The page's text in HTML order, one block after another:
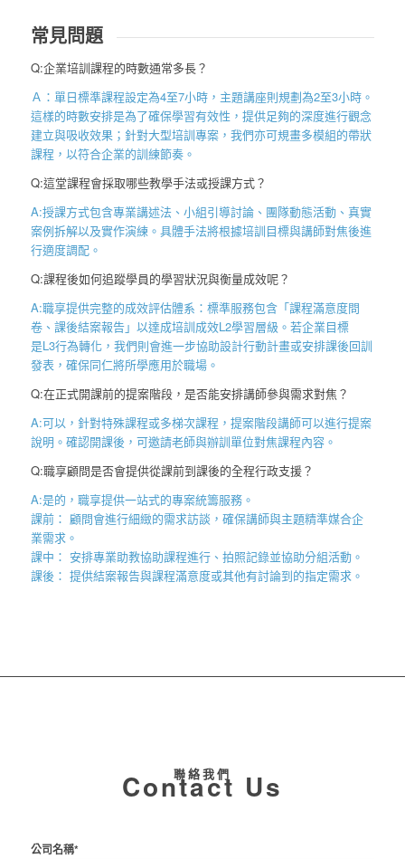
常見問題
Q:企業培訓課程的時數通常多長？
Ａ：單日標準課程設定為4至7小時，主題講座則規劃為2至3小時。
這樣的時數安排是為了確保學習有效性，提供足夠的深度進行觀念
建立與吸收效果；針對大型培訓專案，我們亦可規畫多模組的帶狀
課程，以符合企業的訓練節奏。
Q:這堂課程會採取哪些教學手法或授課方式？
A:授課方式包含專業講述法、小組引導討論、團隊動態活動、真實
案例拆解以及實作演練。具體手法將根據培訓目標與講師對焦後進
行適度調配。
Q:課程後如何追蹤學員的學習狀況與衡量成效呢？
A:職享提供完整的成效評估體系：標準服務包含「課程滿意度問
卷、課後結案報告」以達成培訓成效L2學習層級。若企業目標
是L3行為轉化，我們則會進一步協助設計行動計畫或安排課後回訓
發表，確保同仁將所學應用於職場。
Q:在正式開課前的提案階段，是否能安排講師參與需求對焦？
A:可以，針對特殊課程或多梯次課程，提案階段講師可以進行提案
說明。確認開課後，可邀請老師與辦訓單位對焦課程內容。
Q:職享顧問是否會提供從課前到課後的全程行政支援？
A:是的，職享提供一站式的專案統籌服務。
課前： 顧問會進行細緻的需求訪談，確保講師與主題精準媒合企
業需求。
課中： 安排專業助教協助課程進行、拍照記錄並協助分組活動。
課後： 提供結案報告與課程滿意度或其他有討論到的指定需求。
聯絡我們
Contact Us
公司名稱*